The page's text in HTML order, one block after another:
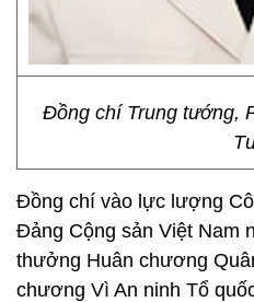
Đồng chí Trung tướng,
Đồng chí vào lực lượng
Đảng Cộng sản Việt Nam
thưởng Huân chương
chương Vì An ninh Tổ